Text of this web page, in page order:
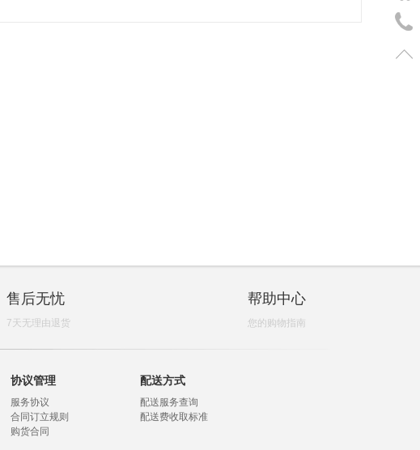
售后无忧
7天无理由退货
帮助中心
您的购物指南
协议管理
服务协议
合同订立规则
购货合同
配送方式
配送服务查询
配送费收取标准